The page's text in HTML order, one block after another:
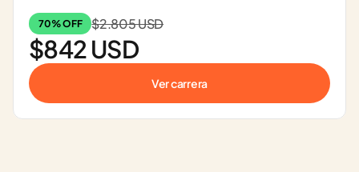
70% OFF $2.805 USD
$842 USD
Ver carrera